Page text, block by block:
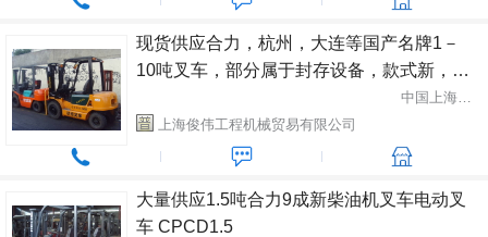
现货供应合力，杭州，大连等国产名牌1－
10吨叉车，部分属于封存设备，款式新，成
色好，原装漆，欲购从速 1-10吨各种品牌 中国上海市闵行区
上海俊伟工程机械贸易有限公司
大量供应1.5吨合力9成新柴油机叉车电动叉
车 CPCD1.5